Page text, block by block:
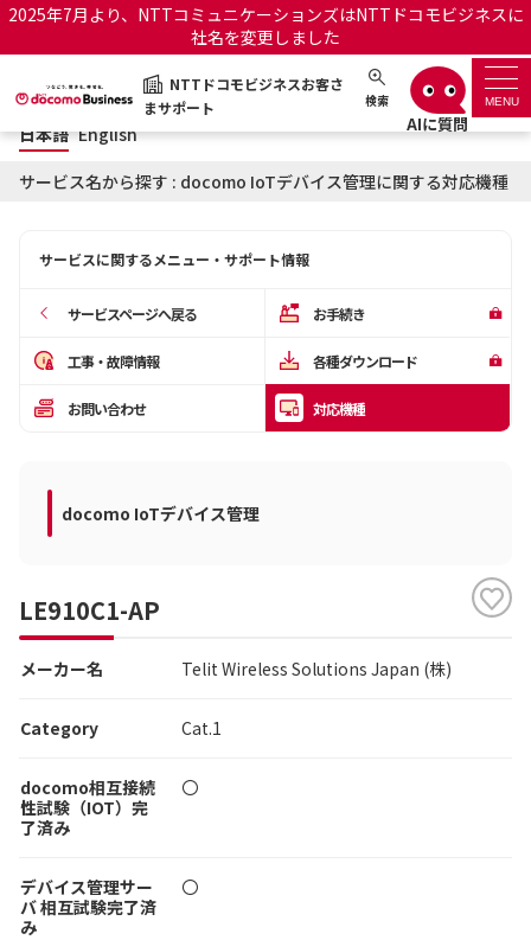
2025年7月より、NTTコミュニケーションズはNTTドコモビジネスに
社名を変更しました
NTTドコモビジネスお客さ
まサポート
検索 MENU
NTTドコモビジネスお客さまサポート 日本語 English
サポートトップ
お知らせ サポートサイトの使い方
OCNのお客さまはこちら
工事・故障情報通知サー
ビス
日本語 English
サービス名から探す : docomo IoTデバイス管理に関する対応機種
サービスに関するメニュー・サポート情報
サービスページへ戻る お手続き
工事・故障情報 各種ダウンロード
お問い合わせ 対応機種
docomo IoTデバイス管理
LE910C1-AP
メーカー名 Telit Wireless Solutions Japan (株)
Category Cat.1
docomo相互接続
性試験（IOT）完
了済み
〇
デバイス管理サー
バ 相互試験完了済
み
〇